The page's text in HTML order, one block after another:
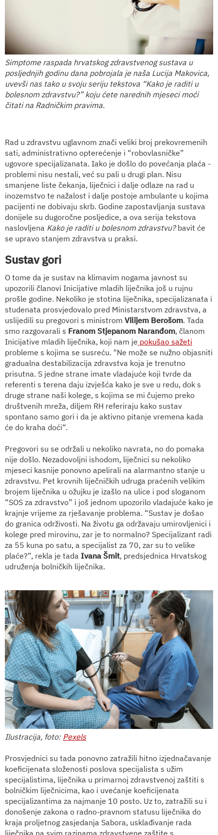
Simptome raspada hrvatskog zdravstvenog sustava u
posljednjih godinu dana pobrojala je naša Lucija Makovica,
uvevši nas tako u svoju seriju tekstova “Kako je raditi u
bolesnom zdravstvu?” koju ćete narednih mjeseci moći
čitati na Radničkim pravima.
Rad u zdravstvu uglavnom znači veliki broj prekovremenih
sati, administrativno opterećenje i “robovlasničke”
ugovore specijalizanata. Iako je došlo do povećanja plaća -
problemi nisu nestali, već su pali u drugi plan. Nisu
smanjene liste čekanja, liječnici i dalje odlaze na rad u
inozemstvo te nažalost i dalje postoje ambulante u kojima
pacijenti ne dobivaju skrb. Godine zapostavljanja sustava
donijele su dugoročne posljedice, a ova serija tekstova
naslovljena Kako je raditi u bolesnom zdravstvu?bavit će
se upravo stanjem zdravstva u praksi.
Sustav gori
O tome da je sustav na klimavim nogama javnost su
upozorili članovi Inicijative mladih liječnika još u rujnu
prošle godine. Nekoliko je stotina liječnika, specijalizanata i
studenata prosvjedovalo pred Ministarstvom zdravstva, a
uslijedili su pregovori s ministrom Vilijem Berošom. Tada
smo razgovarali s Franom Stjepanom Naranđom, članom
Inicijative mladih liječnika, koji nam je pokušao sažeti
probleme s kojima se susreću. "Ne može se nužno objasniti
gradualna destabilizacija zdravstva koja je trenutno
prisutna. S jedne strane imate vladajuće koji tvrde da
referenti s terena daju izvješća kako je sve u redu, dok s
druge strane naši kolege, s kojima se mi čujemo preko
društvenih mreža, diljem RH referiraju kako sustav
spontano samo gori i da je aktivno pitanje vremena kada
će do kraha doći“.
Pregovori su se održali u nekoliko navrata, no do pomaka
nije došlo. Nezadovoljni ishodom, liječnici su nekoliko
mjeseci kasnije ponovno apelirali na alarmantno stanje u
zdravstvu. Pet krovnih liječničkih udruga praćenih velikim
brojem liječnika u ožujku je izašlo na ulice i pod sloganom
“SOS za zdravstvo” i još jednom upozorilo vladajuće kako je
krajnje vrijeme za rješavanje problema. “Sustav je došao
do granica održivosti. Na životu ga održavaju umirovljenici i
kolege pred mirovinu, zar je to normalno? Specijalizant radi
za 55 kuna po satu, a specijalist za 70, zar su to velike
plaće?”, rekla je tada Ivana Šmit, predsjednica Hrvatskog
udruženja bolničkih liječnika.
Ilustracija, foto: Pexels
Prosvjednici su tada ponovno zatražili hitno izjednačavanje
koeficijenata složenosti poslova specijalista s užim
specijalistima, liječnika u primarnoj zdravstvenoj zaštiti s
bolničkim liječnicima, kao i uvećanje koeficijenata
specijalizantima za najmanje 10 posto. Uz to, zatražili su i
donošenje zakona o radno-pravnom statusu liječnika do
kraja proljetnog zasjedanja Sabora, usklađivanje rada